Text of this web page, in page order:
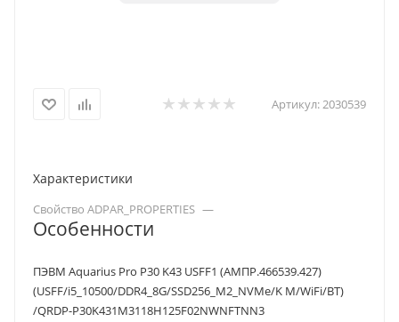
Артикул:2030539
Характеристики
Свойство ADPAR_PROPERTIES —
Особенности
ПЭВМ Aquarius Pro P30 K43 USFF1 (АМПР.466539.427)
(USFF/i5_10500/DDR4_8G/SSD256_M2_NVMe/K M/WiFi/BT)
/QRDP-P30K431M3118H125F02NWNFTNN3